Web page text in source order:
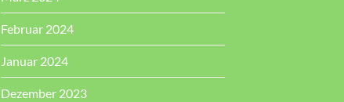
Februar 2024
Januar 2024
Dezember 2023